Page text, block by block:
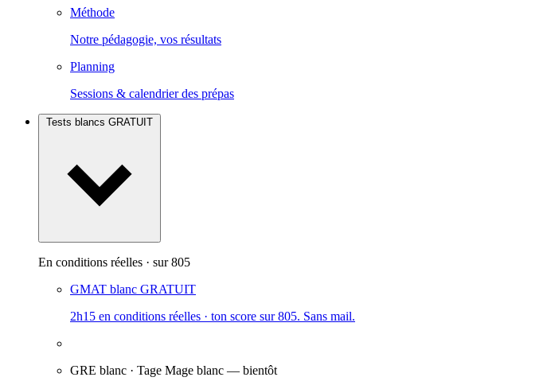
Méthode
Notre pédagogie, vos résultats
Planning
Sessions & calendrier des prépas
Tests blancs GRATUIT
En conditions réelles · sur 805
GMAT blanc GRATUIT
2h15 en conditions réelles · ton score sur 805. Sans mail.
GRE blanc · Tage Mage blanc — bientôt